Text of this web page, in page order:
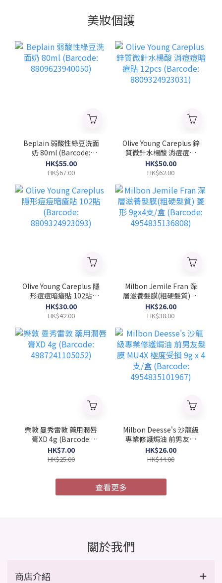
美妝個護
Beplain 弱酸性綠豆洗面
奶 80ml (Barcode:
8809623940050)
HK$55.00
HK$67.00
Olive Young Careplus 鋅
質微針水楊酸 消痘痘暗
瘡貼 12pcs (Barcode:
8809324923031)
HK$50.00
HK$62.00
Olive Young Careplus 隱
形痘痘暗瘡貼 102貼
(Barcode:
8809324923093)
HK$30.00
HK$42.00
Milbon Jemile Fran 深
層滋養髮膜(粗硬髮質) 菱
形 9gx4支/盒 (Barcode:
4954835136808)
HK$26.00
HK$38.00
樂敦 曼秀雷敦 藥用潤唇
膏XD 4g (Barcode:
4987241105052)
HK$7.00
HK$25.00
Milbon Deesse's 沙龍級
專業修護焗油 前男友髮
膜 MU4X 極度受損 9g x 4
支/盒 (Barcode:
HK$26.00
HK$44.00
查看更多
關於我們
商店介紹